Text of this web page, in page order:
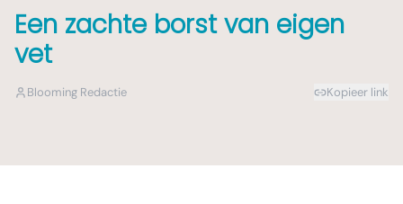
Een zachte borst van eigen
vet
Blooming Redactie Kopieer link